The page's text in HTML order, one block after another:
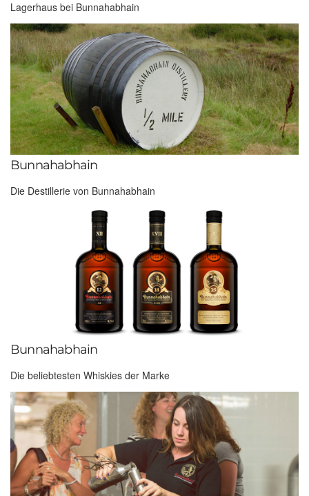
Lagerhaus bei Bunnahabhain
Bunnahabhain
Die Destillerie von Bunnahabhain
Bunnahabhain
Die beliebtesten Whiskies der Marke